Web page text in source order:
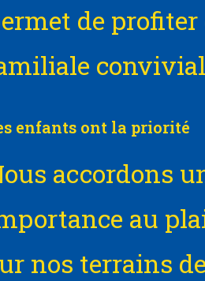
de profiter
enfants ont la priorité
accordons
au
nos terrains